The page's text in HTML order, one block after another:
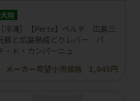
犬用
［冷凍］【Per te】ペルテ 広島三
豚と広島熟成どりレバー パ
・ド・カンパーニュ
メーカー希望小売価格
1,045円